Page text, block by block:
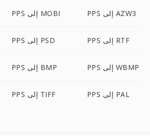
PPS إلى MOBI PPS إلى AZW3
PPS إلى PSD PPS إلى RTF
PPS إلى BMP PPS إلى WBMP
PPS إلى TIFF PPS إلى PAL